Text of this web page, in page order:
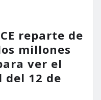
reparte de
millones
ver el
del 12 de